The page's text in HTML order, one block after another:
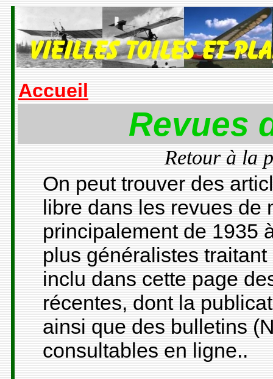
Accueil
Revues
Retour à la
On peut trouver des
libre dans les revues de
principalement de 1935
plus généralistes
inclu dans cette page
récentes, dont la
ainsi que des bulletins
consultables en ligne..